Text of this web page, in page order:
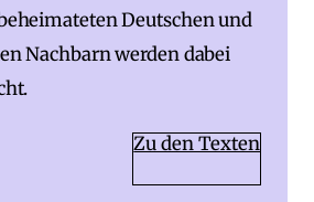
Deutschen und
Nachbarn werden dabei
Zu den Texten